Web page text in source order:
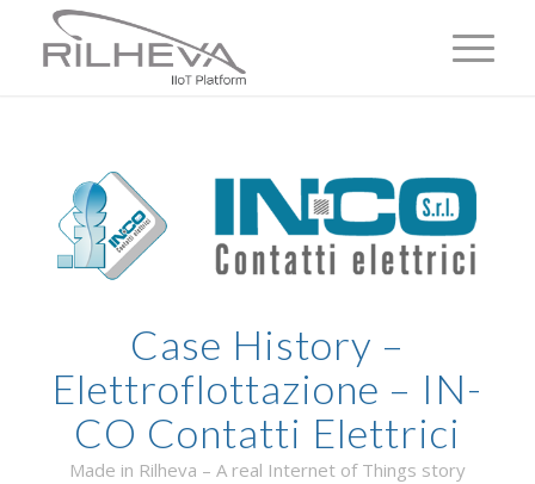
Case History –
Elettroflottazione – IN-
CO Contatti Elettrici
Made in Rilheva – A real Internet of Things story